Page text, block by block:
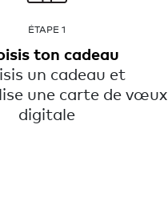
ÉTAPE 1
ton cadeau
un cadeau et
une carte de vœux
digitale